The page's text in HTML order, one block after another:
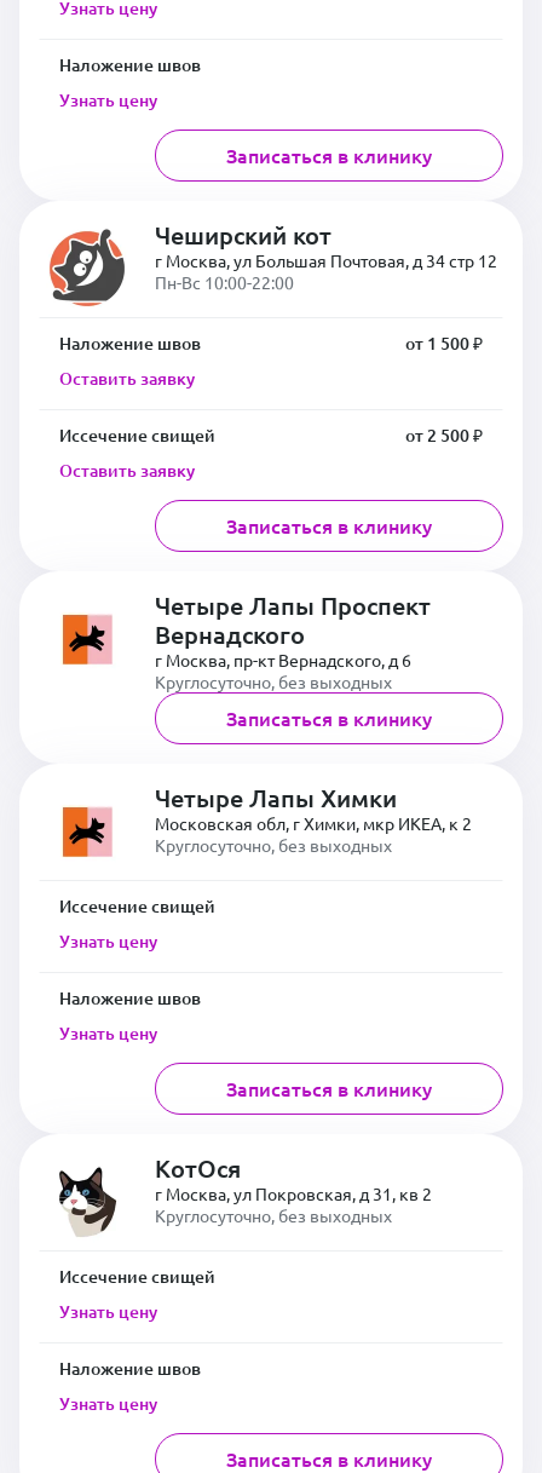
Узнать цену
Наложение швов
Узнать цену
Записаться в клинику
Чеширский кот
г Москва, ул Большая Почтовая, д 34 стр 12
Пн-Вс 10:00-22:00
Наложение швов
от 1 500 ₽
Оставить заявку
Иссечение свищей
от 2 500 ₽
Оставить заявку
Записаться в клинику
Четыре Лапы Проспект
Вернадского
г Москва, пр-кт Вернадского, д 6
Круглосуточно, без выходных
Записаться в клинику
Четыре Лапы Химки
Московская обл, г Химки, мкр ИКЕА, к 2
Круглосуточно, без выходных
Иссечение свищей
Узнать цену
Наложение швов
Узнать цену
Записаться в клинику
КотОся
г Москва, ул Покровская, д 31, кв 2
Круглосуточно, без выходных
Иссечение свищей
Узнать цену
Наложение швов
Узнать цену
Записаться в клинику